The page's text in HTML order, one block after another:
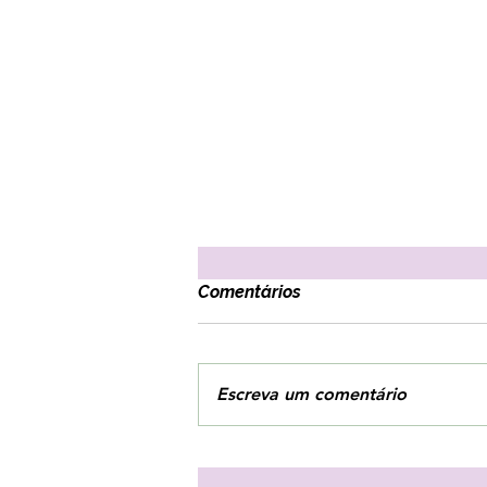
3 estratégias para combater
Comentários
Escreva um comentário